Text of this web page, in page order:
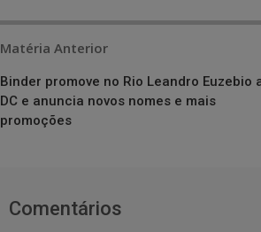
Matéria Anterior
Binder promove no Rio Leandro Euzebio
DC e anuncia novos nomes e mais
promoções
Comentários